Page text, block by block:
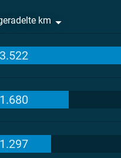
km
3.522
1.680
1.297